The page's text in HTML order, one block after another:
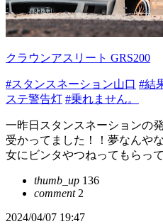
クラウンアスリート GRS200
#スタンスネーション山口 #結
ステ警告灯 #乗れません。
一昨日スタンスネーションの
受かってました！！夢なんや
女にビンタやつねってもらっ
thumb_up 136
comment2
2024/04/07 19:47